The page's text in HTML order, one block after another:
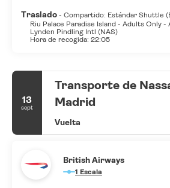
Traslado - Compartido: Estándar Shuttle
Riu Palace Paradise Island - Adults Only -
Lynden Pindling Intl (NAS)
Hora de recogida: 22:05
13
sept
Transporte de
Madrid
Vuelta
British Airways
1 Escala